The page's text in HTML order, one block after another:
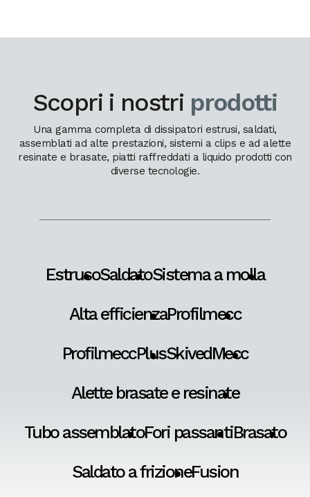
Scopri i nostri prodotti
Una gamma completa di dissipatori estrusi, saldati,
assemblati ad alte prestazioni, sistemi a clips e ad alette
resinate e brasate, piatti raffreddati a liquido prodotti con
diverse tecnologie.
EstrusoSaldatoSistema a molla
Alta efficienzaProfilmecc
ProfilmeccPlusSkivedMecc
Alette brasate e resinate
Tubo assemblatoFori passantiBrasato
Saldato a frizioneFusion